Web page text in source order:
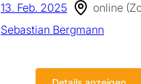
13. Feb. 2025
online
Sebastian Bergmann